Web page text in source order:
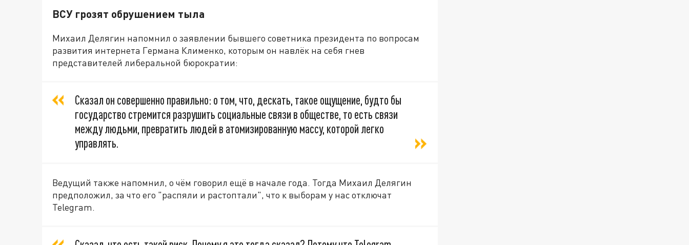
ВСУ грозят обрушением тыла
Михаил Делягин напомнил о заявлении бывшего советника президента по вопросам
развития интернета Германа Клименко, которым он навлёк на себя гнев
представителей либеральной бюрократии:
Сказал он совершенно правильно: о том, что, дескать, такое ощущение, будто бы
государство стремится разрушить социальные связи в обществе, то есть связи
между людьми, превратить людей в атомизированную массу, которой легко
управлять.
Ведущий также напомнил, о чём говорил ещё в начале года. Тогда Михаил Делягин
предположил, за что его "распяли и растоптали", что к выборам у нас отключат
Telegram.